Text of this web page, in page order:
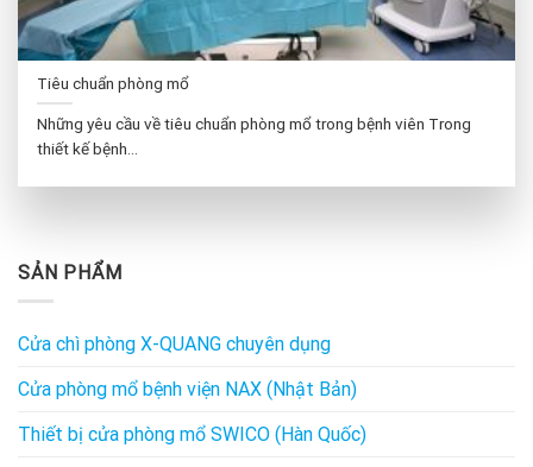
SẢN PHẨM
Cửa chì phòng X-QUANG chuyên dụng
Cửa phòng mổ bệnh viện NAX (Nhật Bản)
Thiết bị cửa phòng mổ SWICO (Hàn Quốc)
Tiêu chuẩn phòng mổ
Những yêu cầu về tiêu chuẩn phòng mổ trong bệnh viên Trong
thiết kế bệnh...